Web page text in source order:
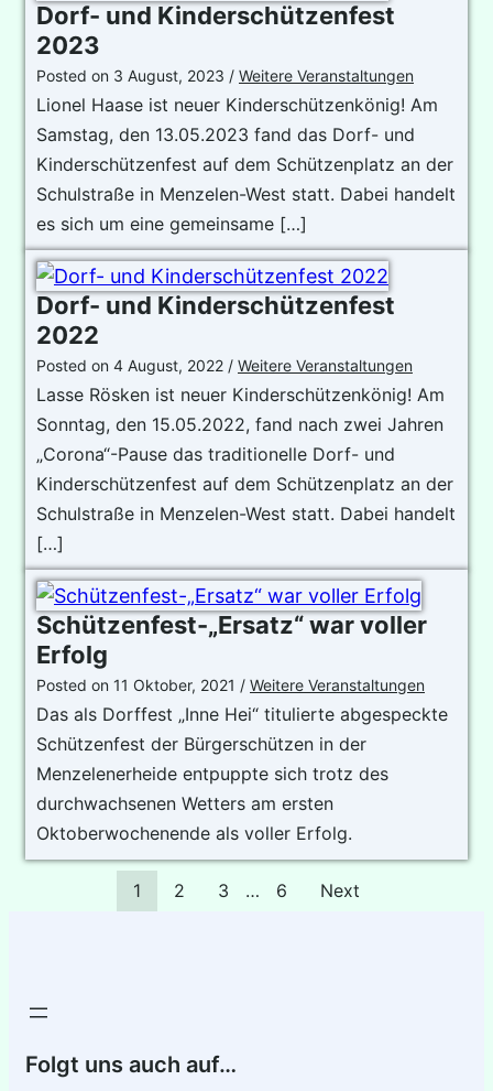
Dorf- und Kinderschützenfest
2023
Posted on 3 August, 2023 / Weitere Veranstaltungen
Lionel Haase ist neuer Kinderschützenkönig! Am
Samstag, den 13.05.2023 fand das Dorf- und
Kinderschützenfest auf dem Schützenplatz an der
Schulstraße in Menzelen-West statt. Dabei handelt
es sich um eine gemeinsame […]
Dorf- und Kinderschützenfest
2022
Posted on 4 August, 2022 / Weitere Veranstaltungen
Lasse Rösken ist neuer Kinderschützenkönig! Am
Sonntag, den 15.05.2022, fand nach zwei Jahren
„Corona“-Pause das traditionelle Dorf- und
Kinderschützenfest auf dem Schützenplatz an der
Schulstraße in Menzelen-West statt. Dabei handelt
[…]
Schützenfest-„Ersatz“ war voller
Erfolg
Posted on 11 Oktober, 2021 / Weitere Veranstaltungen
Das als Dorffest „Inne Hei“ titulierte abgespeckte
Schützenfest der Bürgerschützen in der
Menzelenerheide entpuppte sich trotz des
durchwachsenen Wetters am ersten
Oktoberwochenende als voller Erfolg.
1 2 3 … 6 Next
Folgt uns auch auf…